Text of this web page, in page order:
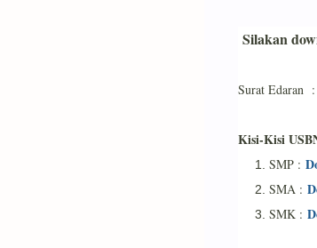
Silakan
Surat Edaran :
Kisi-Kisi
SMP :
SMA :
SMK :